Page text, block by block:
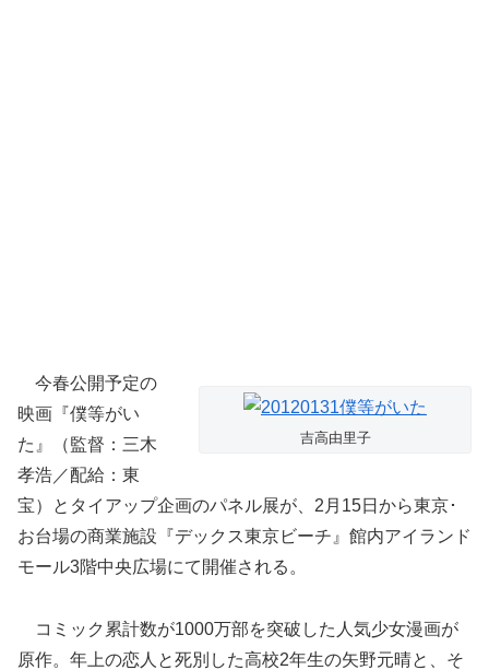
吉高由里子
今春公開予定の
映画『僕等がい
た』（監督：三木
孝浩／配給：東
宝）とタイアップ企画のパネル展が、2月15日から東京･
お台場の商業施設『デックス東京ビーチ』館内アイランド
モール3階中央広場にて開催される。
コミック累計数が1000万部を突破した人気少女漫画が
原作。年上の恋人と死別した高校2年生の矢野元晴と、そ